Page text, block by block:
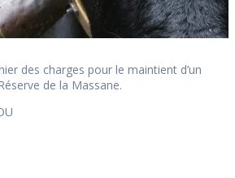
des charges pour le maintient d’un
de la Massane.